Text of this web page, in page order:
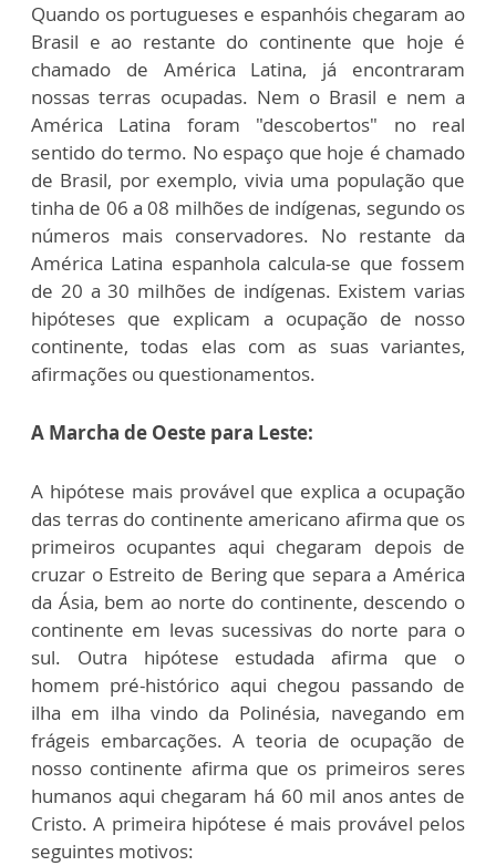
Quando os portugueses e espanhóis chegaram ao
Brasil e ao restante do continente que hoje é
chamado de América Latina, já encontraram
nossas terras ocupadas. Nem o Brasil e nem a
América Latina foram "descobertos" no real
sentido do termo. No espaço que hoje é chamado
de Brasil, por exemplo, vivia uma população que
tinha de 06 a 08 milhões de indígenas, segundo os
números mais conservadores. No restante da
América Latina espanhola calcula-se que fossem
de 20 a 30 milhões de indígenas. Existem varias
hipóteses que explicam a ocupação de nosso
continente, todas elas com as suas variantes,
afirmações ou questionamentos.
A Marcha de Oeste para Leste:
A hipótese mais provável que explica a ocupação
das terras do continente americano afirma que os
primeiros ocupantes aqui chegaram depois de
cruzar o Estreito de Bering que separa a América
da Ásia, bem ao norte do continente, descendo o
continente em levas sucessivas do norte para o
sul. Outra hipótese estudada afirma que o
homem pré-histórico aqui chegou passando de
ilha em ilha vindo da Polinésia, navegando em
frágeis embarcações. A teoria de ocupação de
nosso continente afirma que os primeiros seres
humanos aqui chegaram há 60 mil anos antes de
Cristo. A primeira hipótese é mais provável pelos
seguintes motivos: